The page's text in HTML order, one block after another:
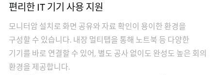
편리한 IT 기기 사용 지원
모니터암 설치로 화면 공유와 자료 확인이 용이한 환경을
구성할 수 있습니다. 내장 멀티탭을 통해 노트북 등 다양한
기기를 바로 연결할 수 있어, 별도 공사 없이도 완성도 높은 회의
환경을 제공합니다.